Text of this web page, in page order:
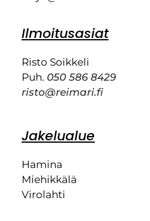
Ilmoitusasiat
Risto Soikkeli
Puh. 050 586 8429
risto@reimari.fi
Jakelualue
Hamina
Miehikkälä
Virolahti